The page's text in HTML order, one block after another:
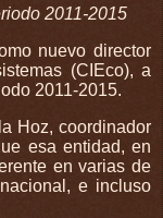
2011-2015
nuevo director
(CIEco), a
2011-2015.
Hoz, coordinador
esa entidad, en
en varias de
e incluso